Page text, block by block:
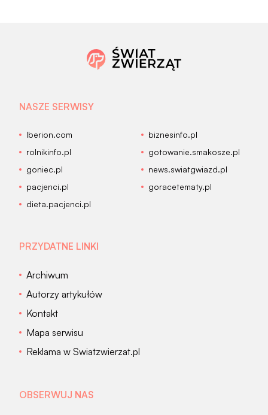
NASZE SERWISY
Iberion.com
biznesinfo.pl
rolnikinfo.pl
gotowanie.smakosze.pl
goniec.pl
news.swiatgwiazd.pl
pacjenci.pl
goracetematy.pl
dieta.pacjenci.pl
PRZYDATNE LINKI
Archiwum
Autorzy artykułów
Kontakt
Mapa serwisu
Reklama w Swiatzwierzat.pl
OBSERWUJ NAS